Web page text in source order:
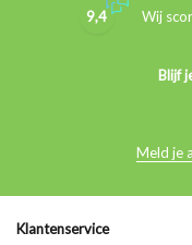
9,4 Wij
Blijf
Meld je
Klantenservice